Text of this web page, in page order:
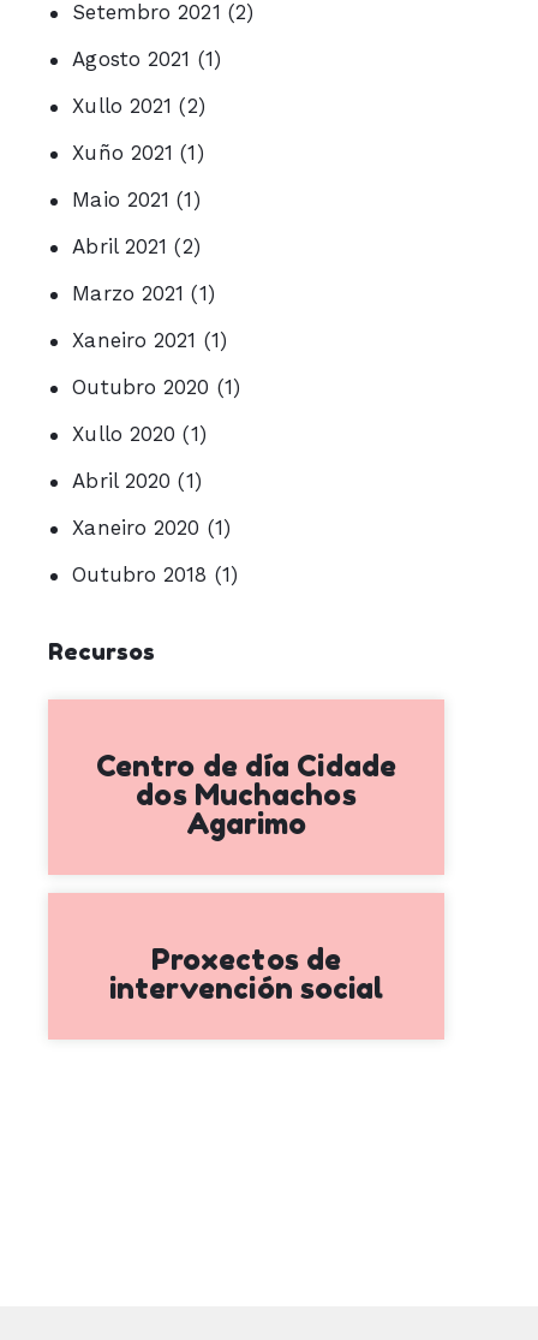
Setembro 2021 (2)
Agosto 2021 (1)
Xullo 2021 (2)
Xuño 2021 (1)
Maio 2021 (1)
Abril 2021 (2)
Marzo 2021 (1)
Xaneiro 2021 (1)
Outubro 2020 (1)
Xullo 2020 (1)
Abril 2020 (1)
Xaneiro 2020 (1)
Outubro 2018 (1)
Recursos
Centro de día Cidade
dos Muchachos
Agarimo
Proxectos de
intervención social